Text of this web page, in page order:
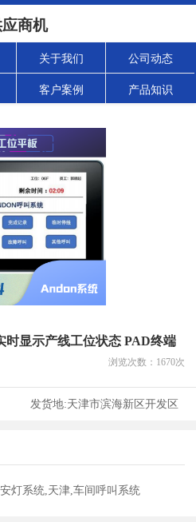
商机
关于我们 公司动态
客户案例 产品知识
时显示产线工位状态 PAD终端
浏览次数： 1670次
发货地:天津市滨海新区开发区
灯系统,天津,车间呼叫系统